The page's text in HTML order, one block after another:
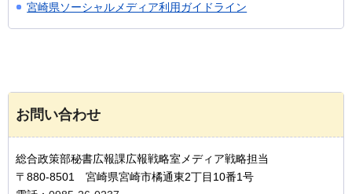
宮崎県ソーシャルメディア利用ガイドライン
お問い合わせ
総合政策部秘書広報課広報戦略室メディア戦略担当
〒880-8501 宮崎県宮崎市橘通東2丁目10番1号